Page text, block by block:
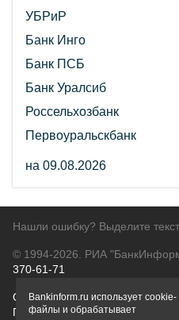
УБРиР
Банк Инго
Банк ПСБ
Банк Уралсиб
Россельхозбанк
Первоуральскбанк
на 09.08.2026
Нашли ошибку? Выделите
© 1994-2026. РИА
370-61-71
О проектеПолитика
Правовая информацияДля
Bankinform.ru использует cookie-
файлы и обрабатывает